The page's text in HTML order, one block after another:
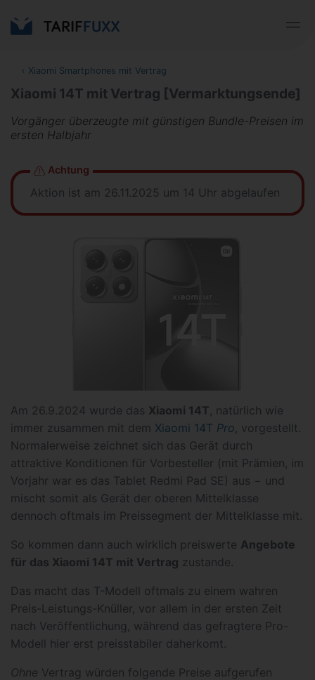
‹ Xiaomi Smartphones mit Vertrag
Xiaomi 14T mit Vertrag [Vermarktungsende]
Vorgänger überzeugte mit günstigen Bundle-Preisen im
ersten Halbjahr
Achtung
Aktion ist am 26.11.2025 um 14 Uhr abgelaufen
Am 26.9.2024 wurde das Xiaomi 14T, natürlich wie
immer zusammen mit dem Xiaomi 14T Pro, vorgestellt.
Normalerweise zeichnet sich das Gerät durch
attraktive Konditionen für Vorbesteller (mit Prämien, im
Vorjahr war es das Tablet Redmi Pad SE) aus − und
mischt somit als Gerät der oberen Mittelklasse
dennoch oftmals im Preissegment der Mittelklasse mit.
So kommen dann auch wirklich preiswerte Angebote
für das Xiaomi 14T mit Vertrag zustande.
Das macht das T-Modell oftmals zu einem wahren
Preis-Leistungs-Knüller, vor allem in der ersten Zeit
nach Veröffentlichung, während das gefragtere Pro-
Modell hier erst preisstabiler daherkomt.
Ohne Vertrag würden folgende Preise aufgerufen